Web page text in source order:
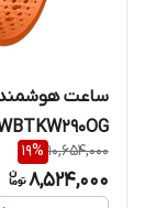
ساعت هوشمند
با بند سیلیکونی
10,654,000
19%
8,524,000